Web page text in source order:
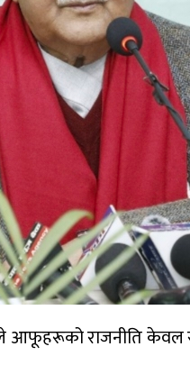
राजनीति केवल